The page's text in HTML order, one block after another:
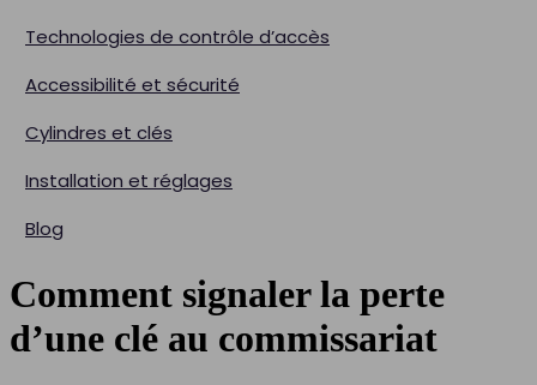
Technologies de contrôle d’accès
Accessibilité et sécurité
Cylindres et clés
Installation et réglages
Blog
Comment signaler la perte
d’une clé au commissariat